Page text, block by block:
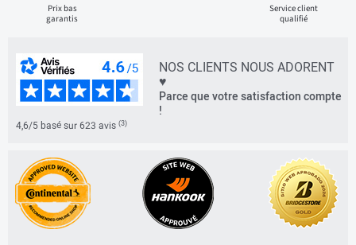
Prix bas
garantis
Service client
qualifié
NOS CLIENTS NOUS ADORENT
♥
Parce que votre satisfaction compte
!
4,6/5 basé sur 623 avis (3)